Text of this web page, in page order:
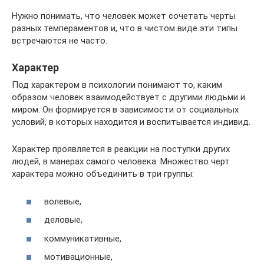
Нужно понимать, что человек может сочетать черты
разных темпераментов и, что в чистом виде эти типы
встречаются не часто.
Характер
Под характером в психологии понимают то, каким
образом человек взаимодействует с другими людьми и
миром. Он формируется в зависимости от социальных
условий, в которых находится и воспитывается индивид.
Характер проявляется в реакции на поступки других
людей, в манерах самого человека. Множество черт
характера можно объединить в три группы:
волевые,
деловые,
коммуникативные,
мотивационные,